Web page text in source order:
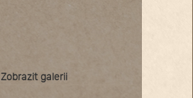
Zobrazit galerii